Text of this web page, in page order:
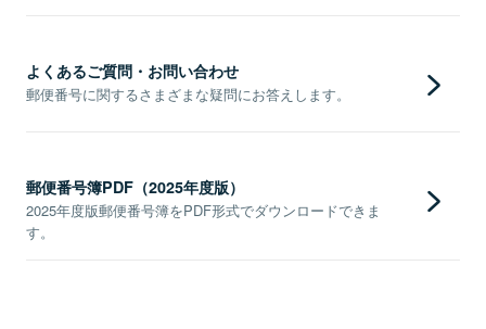
よくあるご質問・お問い合わせ
郵便番号に関するさまざまな疑問にお答えします。
郵便番号簿PDF（2025年度版）
2025年度版郵便番号簿をPDF形式でダウンロードできま
す。